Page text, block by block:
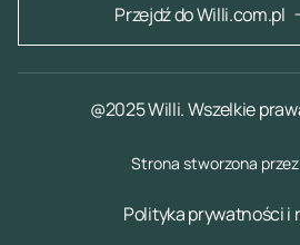
Przejdź do Willi.com.pl
@2025 Willi. Wszelkie
Strona stworzona przez
Polityka prywatności i